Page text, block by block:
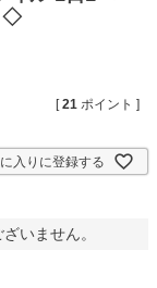
◇
[21 ポイント ]
入りに登録する
いません。